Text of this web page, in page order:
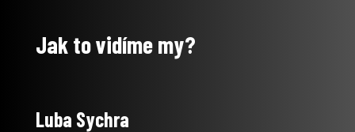
Jak to vidíme my?
Luba Sychra